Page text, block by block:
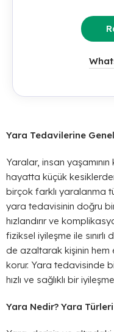
Yara Tedavilerine Genel
Yaralar, insan yaşamının
hayatta küçük
birçok farklı yaralanma
yara tedavisinin doğru
hızlandırır ve
fiziksel iyileşme ile
de azaltarak kişinin hem
korur. Yara tedavisinde
hızlı ve sağlıklı bir
Yara Nedir? Yara